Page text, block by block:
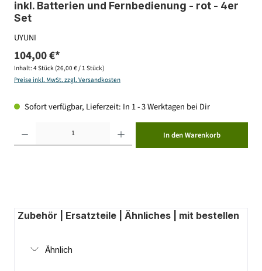
inkl. Batterien und Fernbedienung - rot - 4er
Set
UYUNI
104,00 €*
Inhalt: 4 Stück (26,00 € / 1 Stück)
Preise inkl. MwSt. zzgl. Versandkosten
Sofort verfügbar, Lieferzeit: In 1 - 3 Werktagen bei Dir
In den Warenkorb
Zubehör | Ersatzteile | Ähnliches | mit bestellen
Ähnlich